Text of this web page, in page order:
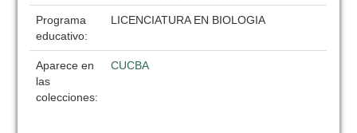
Programa
educativo:
LICENCIATURA EN BIOLOGIA
Aparece en
las
colecciones:
CUCBA